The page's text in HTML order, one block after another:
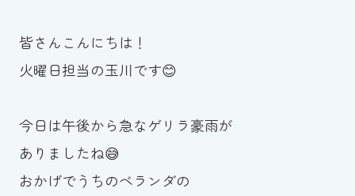
カレンダー
お問い合わせ
皆さんこんにちは！
火曜日担当の玉川です😊
今日は午後から急なゲリラ豪雨が
ありましたね😅
おかげでうちのベランダの